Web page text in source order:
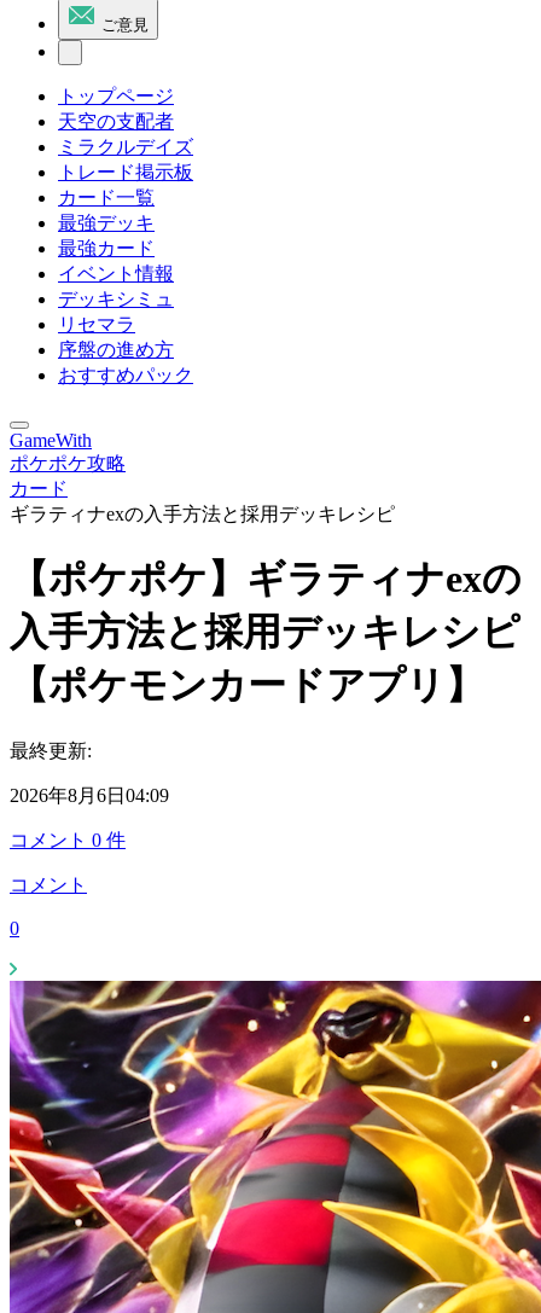
ご意見
トップページ
天空の支配者
ミラクルデイズ
トレード掲示板
カード一覧
最強デッキ
最強カード
イベント情報
デッキシミュ
リセマラ
序盤の進め方
おすすめパック
GameWith
ポケポケ攻略
カード
ギラティナexの入手方法と採用デッキレシピ
【ポケポケ】ギラティナexの
入手方法と採用デッキレシピ
【ポケモンカードアプリ】
最終更新:
2026年8月6日04:09
コメント 0 件
コメント
0